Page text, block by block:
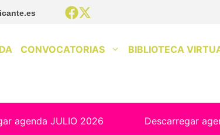
CONVOCATORIAS BIBLIOTECA
agenda JULIO 2026 Descarregar